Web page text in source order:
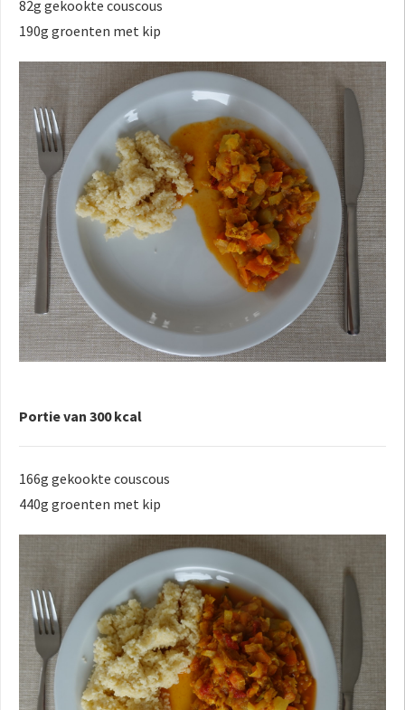
82g gekookte couscous
190g groenten met kip
Portie van 300 kcal
166g gekookte couscous
440g groenten met kip